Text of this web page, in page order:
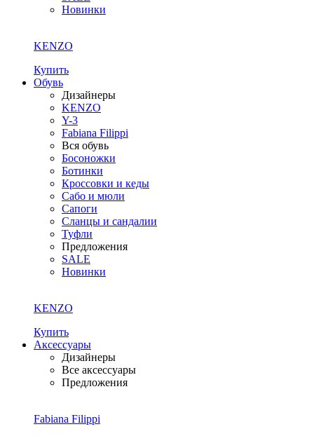
Новинки
KENZO
Купить
Обувь
Дизайнеры
KENZO
Y-3
Fabiana Filippi
Вся обувь
Босоножки
Ботинки
Кроссовки и кеды
Сабо и мюли
Сапоги
Сланцы и сандалии
Туфли
Предложения
SALE
Новинки
KENZO
Купить
Аксессуары
Дизайнеры
Все аксессуары
Предложения
Fabiana Filippi